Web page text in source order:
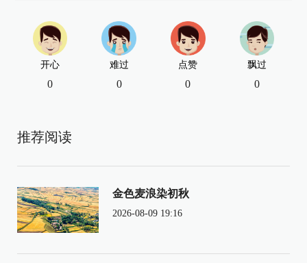
开心
0
难过
0
点赞
0
飘过
0
推荐阅读
金色麦浪染初秋
2026-08-09 19:16